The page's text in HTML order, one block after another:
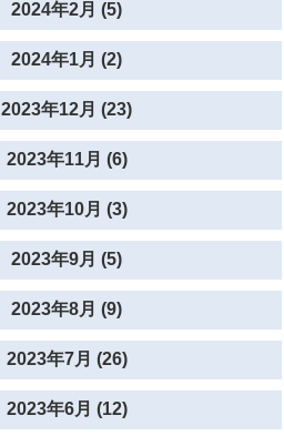
2024年2月 (5)
2024年1月 (2)
2023年12月 (23)
2023年11月 (6)
2023年10月 (3)
2023年9月 (5)
2023年8月 (9)
2023年7月 (26)
2023年6月 (12)